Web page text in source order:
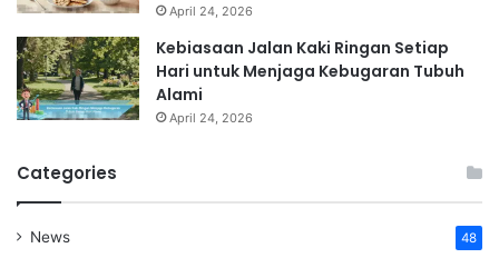
April 24, 2026
Kebiasaan Jalan Kaki Ringan Setiap
Hari untuk Menjaga Kebugaran Tubuh
Alami
April 24, 2026
Categories
News 48